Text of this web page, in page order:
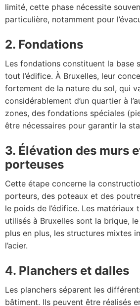
limité, cette phase nécessite
particulière, notamment pour
2. Fondations
Les fondations constituent la base
tout l’édifice. À Bruxelles, leur
fortement de la nature du sol, qui
considérablement d’un quartier à
zones, des fondations spéciales
être nécessaires pour garantir la
3. Élévation des murs
porteuses
Cette étape concerne la
porteurs, des poteaux et des
le poids de l’édifice. Les matériaux
utilisés à Bruxelles sont la brique,
plus en plus, les structures mixtes
l’acier.
4. Planchers et dalles
Les planchers séparent les
bâtiment. Ils peuvent être réalisés